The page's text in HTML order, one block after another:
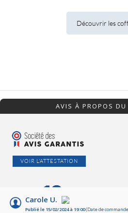
Découvrir les
AVIS À PROPOS DU
VOIR L'ATTESTATION
10/10
Carole U.
Publié le 15/02/2024 à 19:00(Date de